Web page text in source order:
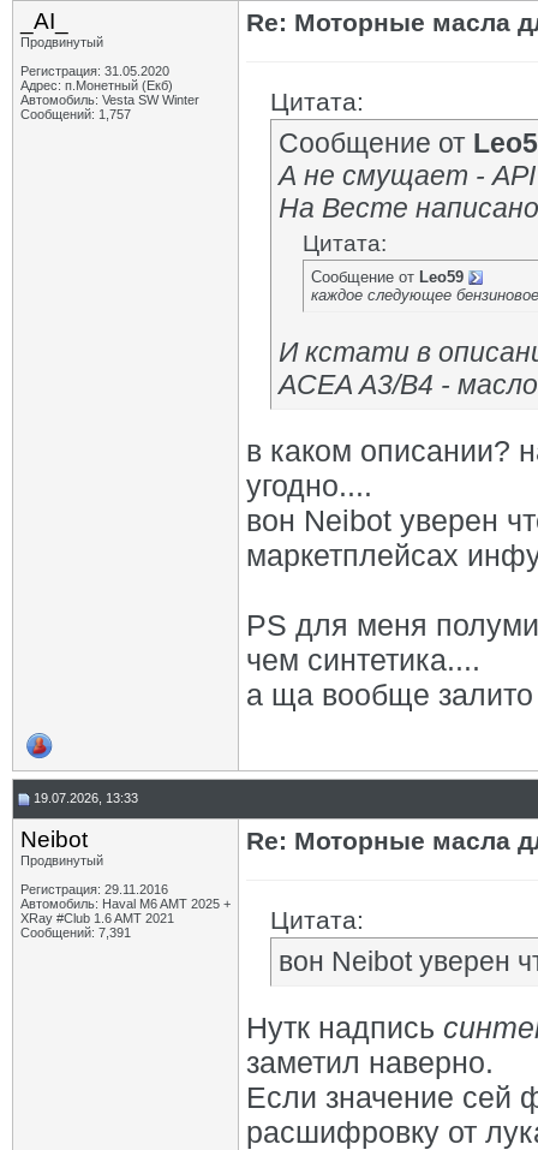
_AI_
Продвинутый
Регистрация: 31.05.2020
Адрес: п.Монетный (Екб)
Автомобиль: Vesta SW Winter
Сообщений: 1,757
Re: Моторные масла
Цитата:
Сообщение от
А не смущает -
На Весте
Цитата:
Сообщение от Leo59
каждое следующее
И кстати в
ACEA А3/В4 -
в каком описании?
угодно....
вон Neibot уверен
маркетплейсах
PS для меня
чем синтетика....
а ща вообще
19.07.2026, 13:33
Neibot
Продвинутый
Регистрация: 29.11.2016
Автомобиль: Haval M6 AMT 2025 +
XRay #Club 1.6 AMT 2021
Сообщений: 7,391
Re: Моторные масла
Цитата:
вон Neibot уверен
Нутк надпись
заметил наверно.
Если значение сей
расшифровку от